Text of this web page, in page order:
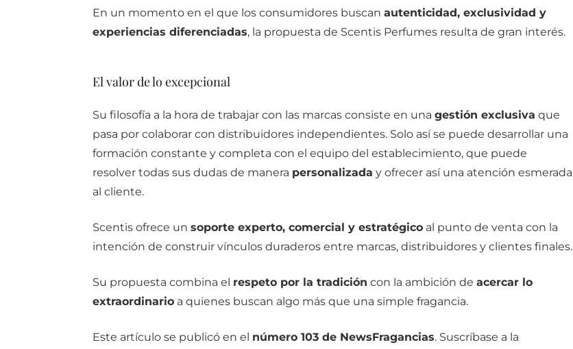
En un momento en el que los consumidores buscan autenticidad, exclusividad y
experiencias diferenciadas, la propuesta de Scentis Perfumes resulta de gran interés.
El valor de lo excepcional
Su filosofía a la hora de trabajar con las marcas consiste en una gestión exclusiva que
pasa por colaborar con distribuidores independientes. Solo así se puede desarrollar una
formación constante y completa con el equipo del establecimiento, que puede
resolver todas sus dudas de manera personalizada y ofrecer así una atención esmerada
al cliente.
Scentis ofrece un soporte experto, comercial y estratégicoal punto de venta con la
intención de construir vínculos duraderos entre marcas, distribuidores y clientes finales.
Su propuesta combina el respeto por la tradición con la ambición de acercar lo
extraordinarioa quienes buscan algo más que una simple fragancia.
Este artículo se publicó en el número 103 de NewsFragancias. Suscríbase a la